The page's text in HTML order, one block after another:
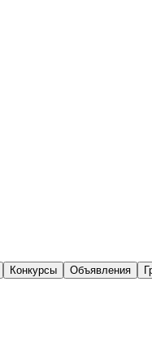
Конкурсы Объявления